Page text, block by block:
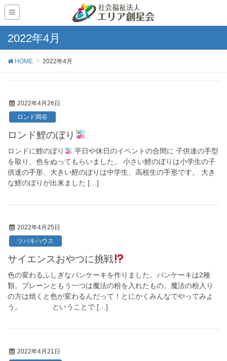
2022年4月
HOME 2022年4月
2022年4月26日
ロンド岡谷
ロンド鯉のぼり
ロンドに鯉のぼり
平日や休日のイベントの合間に 子供達の手型
を取り、色をぬってもらいました。 小さい鯉のぼりは小学生の子
供達の手形、大きい鯉のぼりは中学生、高校生の手形です。 大き
な鯉のぼりが出来ました […]
2022年4月25日
ツバキハウス
サイエンスおやつに挑戦
色の変わるふしぎなパンケーキを作りました。パンケーキは2種
類。プレーンともう一つは魔法の粉を入れたもの。魔法の粉入り
の方は焼くと色が変わるんだって！とにかくみんなでやってみよ
う。 ということで […]
2022年4月21日